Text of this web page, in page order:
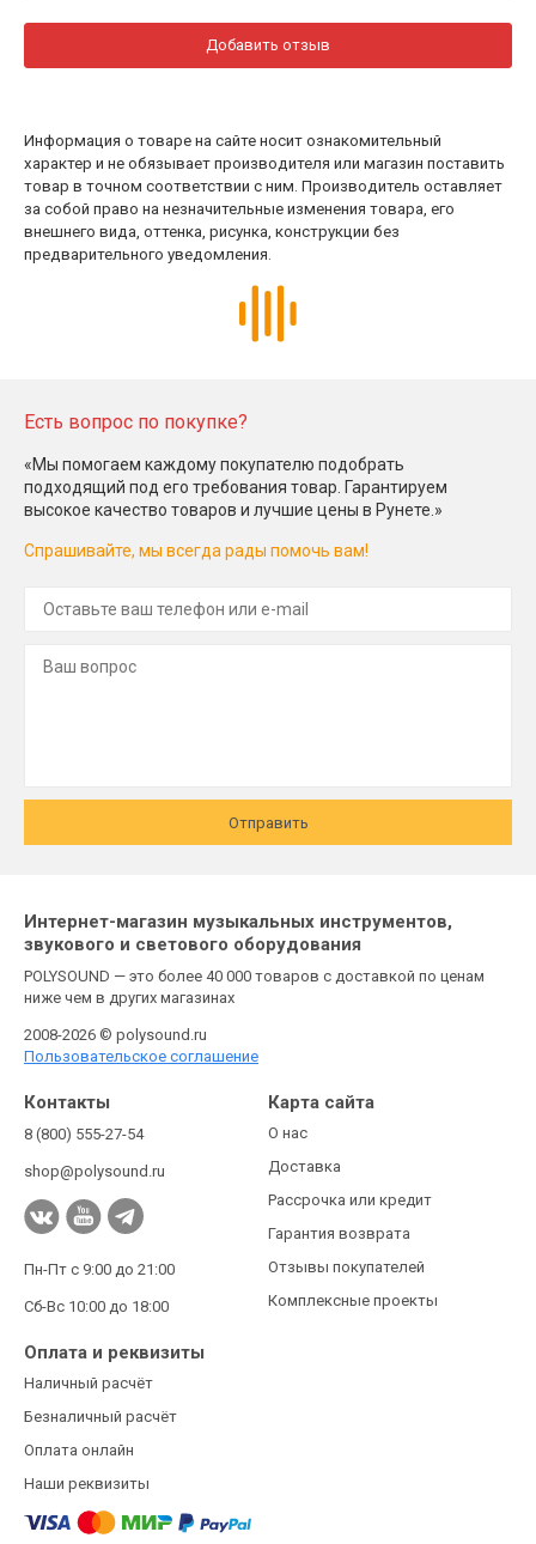
Добавить отзыв
Информация о товаре на сайте носит ознакомительный
характер и не обязывает производителя или магазин поставить
товар в точном соответствии с ним. Производитель оставляет
за собой право на незначительные изменения товара, его
внешнего вида, оттенка, рисунка, конструкции без
предварительного уведомления.
Есть вопрос по покупке?
«Мы помогаем каждому покупателю подобрать
подходящий под его требования товар. Гарантируем
высокое качество товаров и лучшие цены в Рунете.»
Спрашивайте, мы всегда рады помочь вам!
Отправить
Интернет-магазин музыкальных инструментов,
звукового и светового оборудования
POLYSOUND — это более 40 000 товаров с доставкой по ценам
ниже чем в других магазинах
2008-2026 © polysound.ru
Пользовательское соглашение
Контакты
8 (800) 555-27-54
shop@polysound.ru
Пн-Пт с 9:00 до 21:00
Сб-Вс 10:00 до 18:00
Карта сайта
О нас
Доставка
Рассрочка или кредит
Гарантия возврата
Отзывы покупателей
Комплексные проекты
Оплата и реквизиты
Наличный расчёт
Безналичный расчёт
Оплата онлайн
Наши реквизиты